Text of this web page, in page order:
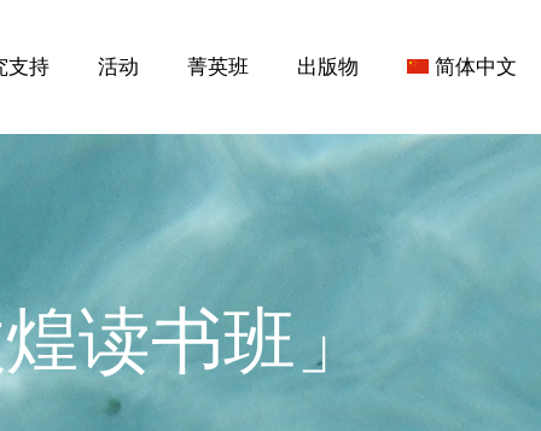
支持 活动 菁英班 出版物 简体中文
读书班」